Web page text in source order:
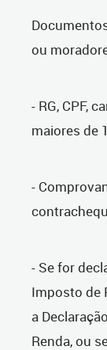
ou
- RG, CPF,
maiores de
-
- Se for
Imposto de
a
Renda, ou